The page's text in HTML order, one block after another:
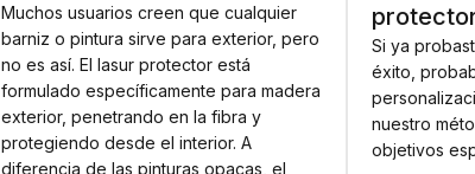
Muchos usuarios creen que cualquier
barniz o pintura sirve para exterior, pero
no es así. El lasur protector está
formulado específicamente para madera
exterior, penetrando en la fibra y
protegiendo desde el interior. A
diferencia de las pinturas opacas, el
Si ya
éxito,
nuestro
objetivos